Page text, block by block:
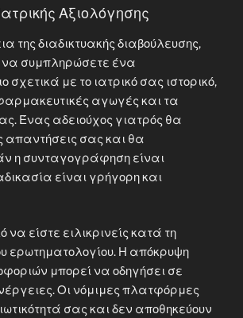
Αξιολόγησης
της διαδικτυακής διαβούλευσης,
να συμπληρώσετε ένα
σχετικά με το ιατρικό σας ιστορικό,
αγωγές και τα
Ένας αδειούχος γιατρός θα
απαντήσεις σας και θα
η συνταγογράφηση είναι
είναι γρήγορη και
να είστε ειλικρινείς κατά τη
ερωτηματολογίου. Η απόκρυψη
μπορεί να οδηγήσει σε
Οι νόμιμες πλατφόρμες
σας και δεν αποθηκεύουν